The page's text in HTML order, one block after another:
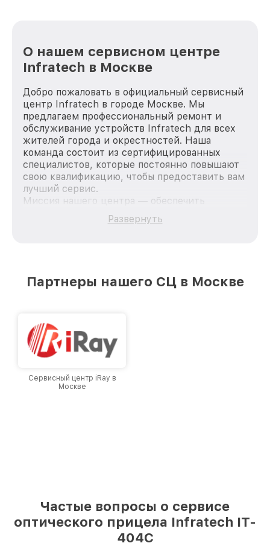
О нашем сервисном центре
Infratech в Москве
Добро пожаловать в официальный сервисный
центр Infratech в городе Москве. Мы
предлагаем профессиональный ремонт и
обслуживание устройств Infratech для всех
жителей города и окрестностей. Наша
команда состоит из сертифицированных
специалистов, которые постоянно повышают
свою квалификацию, чтобы предоставить вам
лучший сервис.
Миссия нашего центра — обеспечить
качественный и доступный ремонт для
каждого пользователя продукции Infratech,
лучшим сервисным центром Infratech в
Развернуть
Партнеры нашего СЦ в Москве
Сервисный центр iRay в
Москве
Частые вопросы о сервисе
оптического прицела Infratech IT-
404C